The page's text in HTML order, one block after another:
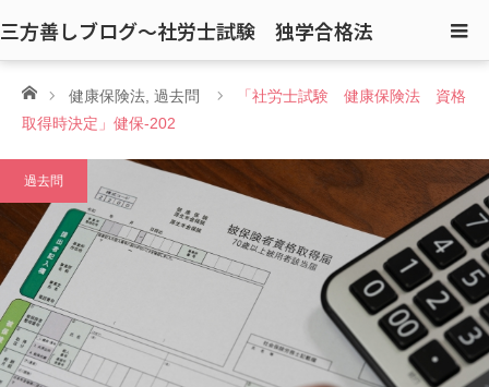
三方善しブログ〜社労士試験 独学合格法
ホーム健康保険法 過去問
「社労士試験 健康保険法 資格
取得時決定」健保-202
過去問